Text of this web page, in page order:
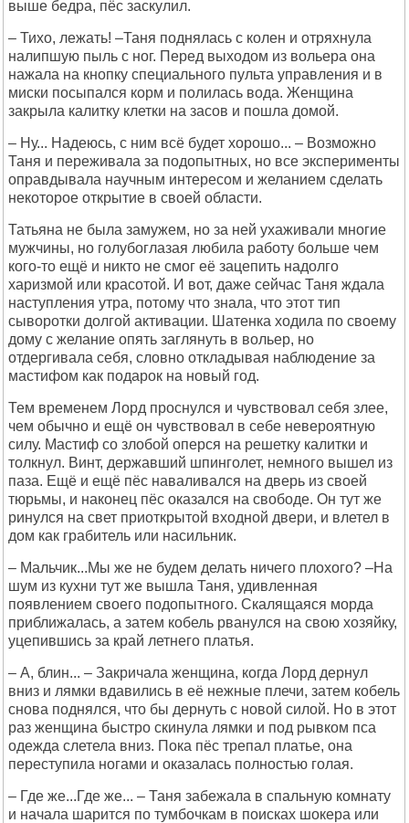
выше бедра, пёс заскулил.
– Тихо, лежать! –Таня поднялась с колен и отряхнула
налипшую пыль с ног. Перед выходом из вольера она
нажала на кнопку специального пульта управления и в
миски посыпался корм и полилась вода. Женщина
закрыла калитку клетки на засов и пошла домой.
– Ну... Надеюсь, с ним всё будет хорошо... – Возможно
Таня и переживала за подопытных, но все эксперименты
оправдывала научным интересом и желанием сделать
некоторое открытие в своей области.
Татьяна не была замужем, но за ней ухаживали многие
мужчины, но голубоглазая любила работу больше чем
кого-то ещё и никто не смог её зацепить надолго
харизмой или красотой. И вот, даже сейчас Таня ждала
наступления утра, потому что знала, что этот тип
сыворотки долгой активации. Шатенка ходила по своему
дому с желание опять заглянуть в вольер, но
отдергивала себя, словно откладывая наблюдение за
мастифом как подарок на новый год.
Тем временем Лорд проснулся и чувствовал себя злее,
чем обычно и ещё он чувствовал в себе невероятную
силу. Мастиф со злобой оперся на решетку калитки и
толкнул. Винт, державший шпинголет, немного вышел из
паза. Ещё и ещё пёс наваливался на дверь из своей
тюрьмы, и наконец пёс оказался на свободе. Он тут же
ринулся на свет приоткрытой входной двери, и влетел в
дом как грабитель или насильник.
– Мальчик...Мы же не будем делать ничего плохого? –На
шум из кухни тут же вышла Таня, удивленная
появлением своего подопытного. Скалящаяся морда
приближалась, а затем кобель рванулся на свою хозяйку,
уцепившись за край летнего платья.
– А, блин... – Закричала женщина, когда Лорд дернул
вниз и лямки вдавились в её нежные плечи, затем кобель
снова поднялся, что бы дернуть с новой силой. Но в этот
раз женщина быстро скинула лямки и под рывком пса
одежда слетела вниз. Пока пёс трепал платье, она
переступила ногами и оказалась полностью голая.
– Где же...Где же... – Таня забежала в спальную комнату
и начала шарится по тумбочкам в поисках шокера или